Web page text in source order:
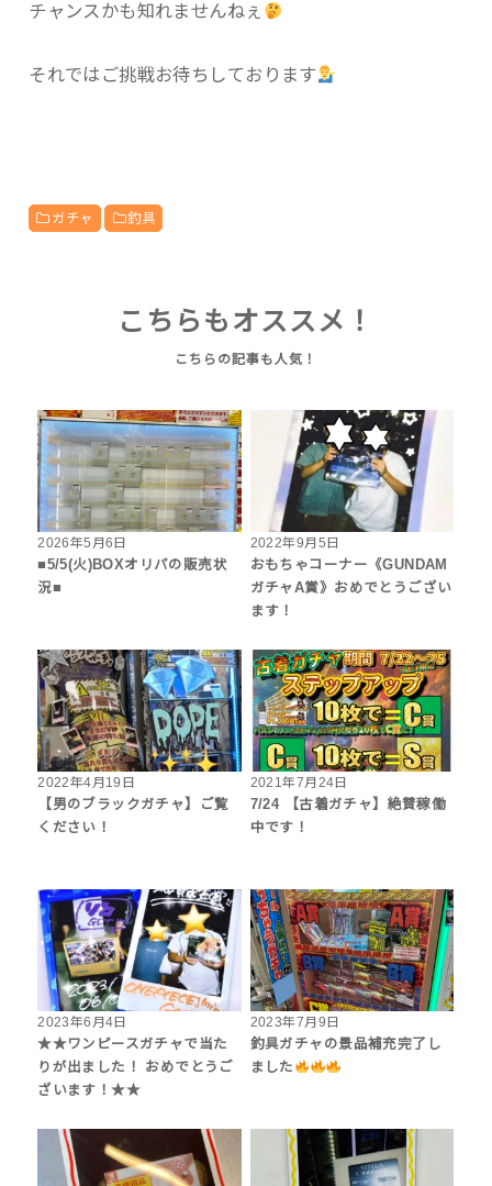
チャンスかも知れませんねぇ
それではご挑戦お待ちしております
ガチャ 釣具
こちらもオススメ！
2026年5月6日
■5/5(火)BOXオリパの販売状
況■
2022年9月5日
おもちゃコーナー《GUNDAM
ガチャA賞》おめでとうござい
ます！
2022年4月19日
【男のブラックガチャ】ご覧
ください！
2021年7月24日
7/24 【古着ガチャ】絶賛稼働
中です！
2023年6月4日
★★ワンピースガチャで当た
りが出ました！ おめでとうご
ざいます！★★
2023年7月9日
釣具ガチャの景品補充完了し
ました